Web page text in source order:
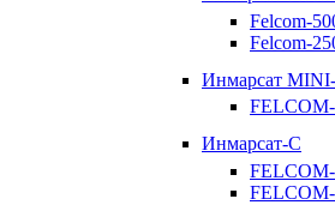
Felcom-
Felcom-
Инмарсат
Инмарсат-С